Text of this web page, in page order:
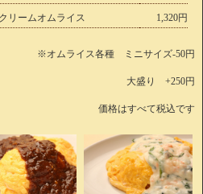
リームオムライス 1,320円
※オムライス各種 ミニサイズ-50円
大盛り +250円
価格はすべて税込です